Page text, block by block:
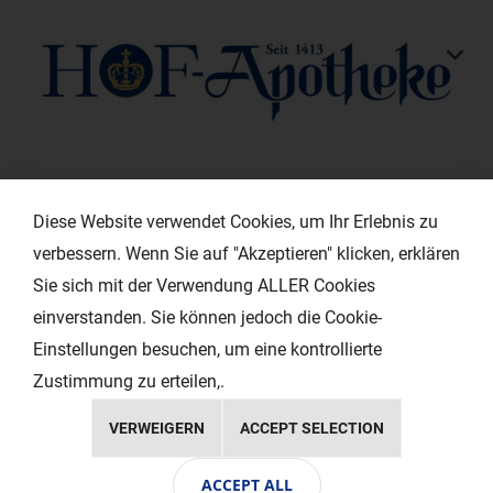
EXTRAS
Copyright © 2024 Ihr Layout - Werbeagentur
Diese Website verwendet Cookies, um Ihr Erlebnis zu
verbessern. Wenn Sie auf "Akzeptieren" klicken, erklären
Sie sich mit der Verwendung ALLER Cookies
einverstanden. Sie können jedoch die Cookie-
Einstellungen besuchen, um eine kontrollierte
Zustimmung zu erteilen,.
VERWEIGERN ACCEPT SELECTION
ACCEPT ALL